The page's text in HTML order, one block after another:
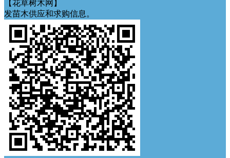
【花草树木网】
发苗木供应和求购信息。